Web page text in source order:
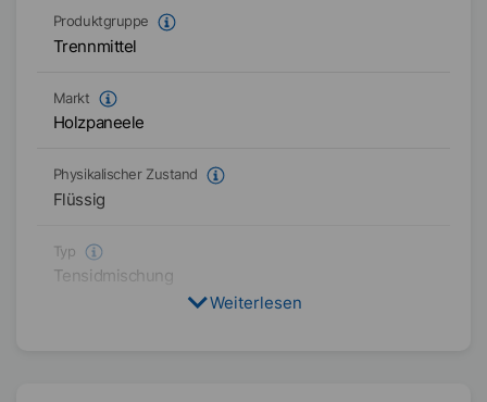
Produktgruppe
Trennmittel
Markt
Holzpaneele
Physikalischer Zustand
Flüssig
Typ
Tensidmischung
Weiterlesen